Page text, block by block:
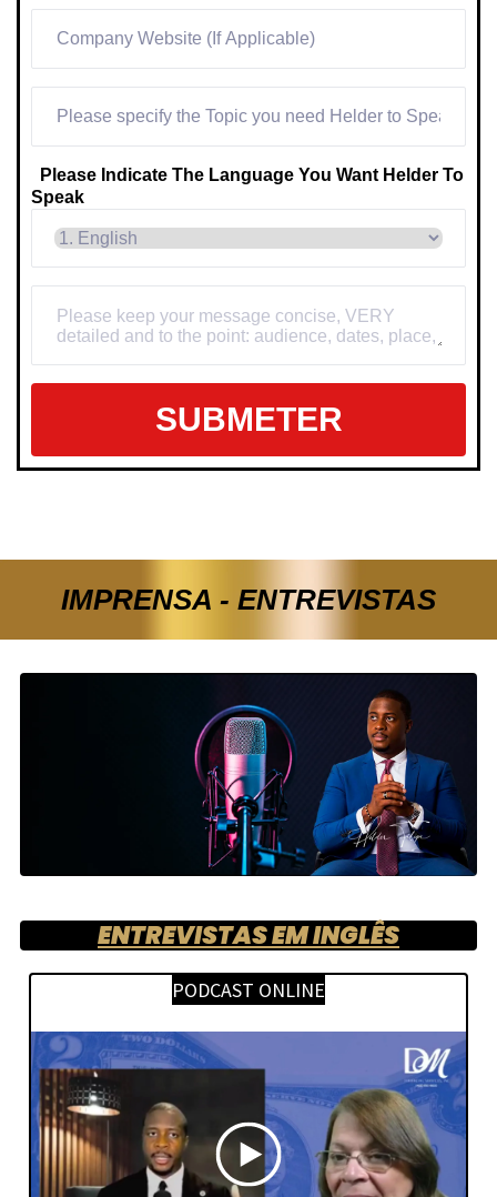
Please Indicate The Language You Want Helder To
Speak
SUBMETER
IMPRENSA - ENTREVISTAS
ENTREVISTAS EM INGLÊS
PODCAST ONLINE